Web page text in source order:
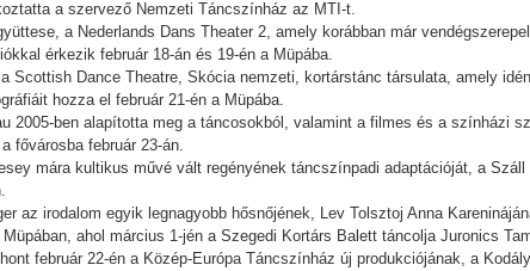
a szervező Nemzeti Táncszínház az MTI-t.
a Nederlands Dans Theater 2, amely korábban már
érkezik február 18-án és 19-én a Müpába.
Scottish Dance Theatre, Skócia nemzeti, kortárstánc társulata, amely
hozza el február 21-én a Müpába.
2005-ben alapította meg a táncosokból, valamint a filmes és a színházi
fővárosba február 23-án.
mára kultikus művé vált regényének táncszínpadi adaptációját, a
az irodalom egyik legnagyobb hősnőjének, Lev Tolsztoj Anna
ahol március 1-jén a Szegedi Kortárs Balett táncolja Juronics
február 22-én a Közép-Európa Táncszínház új produkciójának, a